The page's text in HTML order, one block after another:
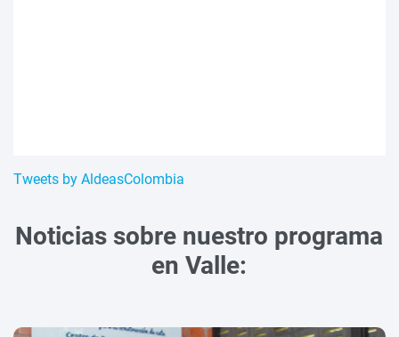
Tweets by AldeasColombia
Noticias sobre nuestro programa
en Valle: